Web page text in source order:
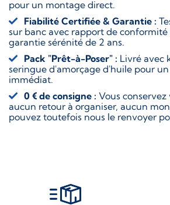
pour un montage direct.
Fiabilité Certifiée & Garantie :
sur banc avec rapport de
garantie sérénité de 2 ans.
Pack "Prêt-à-Poser" : Livré avec
seringue d'amorçage d'huile pour
immédiat.
0 € de consigne : Vous
aucun retour à organiser, aucun
pouvez toutefois nous le renvoyer